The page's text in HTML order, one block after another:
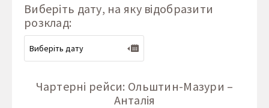
Виберіть дату, на яку відобразити
розклад:
Чартерні рейси: Ольштин-Мазури –
Анталія